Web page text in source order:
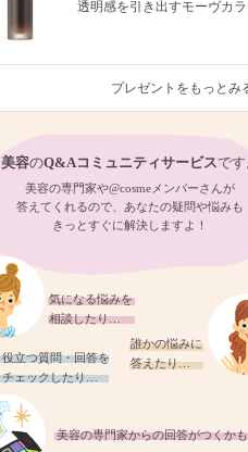
透明感を引き出すモーヴカ
プレゼントをもっとみ
美容のQ&Aコミュニティサービスです
美容の専門家や@cosmeメンバーさんが
答えてくれるので、あなたの疑問や悩みも
きっとすぐに解決しますよ！
気になる悩みを
相談したり…
誰かの悩みに
答えたり…
役立つ質問・回答を
チェックしたり…
美容の専門家からの回答がつくか